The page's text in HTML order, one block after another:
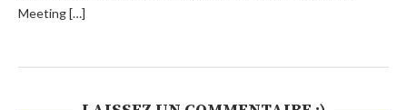
Meeting […]